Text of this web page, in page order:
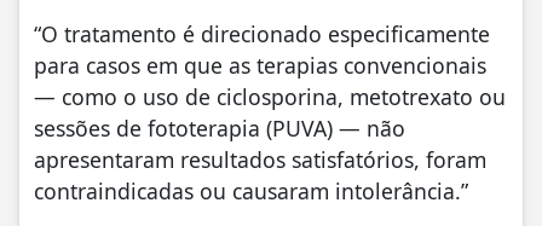
“O tratamento é direcionado especificamente
para casos em que as terapias convencionais
— como o uso de ciclosporina, metotrexato ou
sessões de fototerapia (PUVA) — não
apresentaram resultados satisfatórios, foram
contraindicadas ou causaram intolerância.”